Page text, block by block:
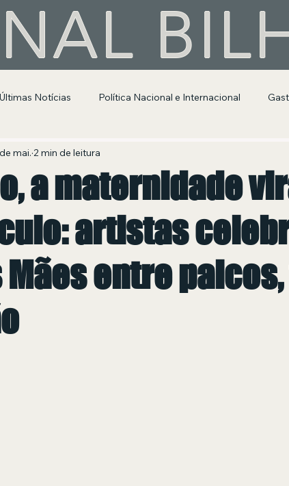
Últimas Notícias Política Nacional e Internacional
Segurança Pública
a maternidade
artistas
Mães entre
mai. 2 min de leitura
de 5 estrelas.